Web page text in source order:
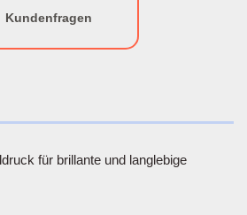
Kundenfragen
für brillante und langlebige